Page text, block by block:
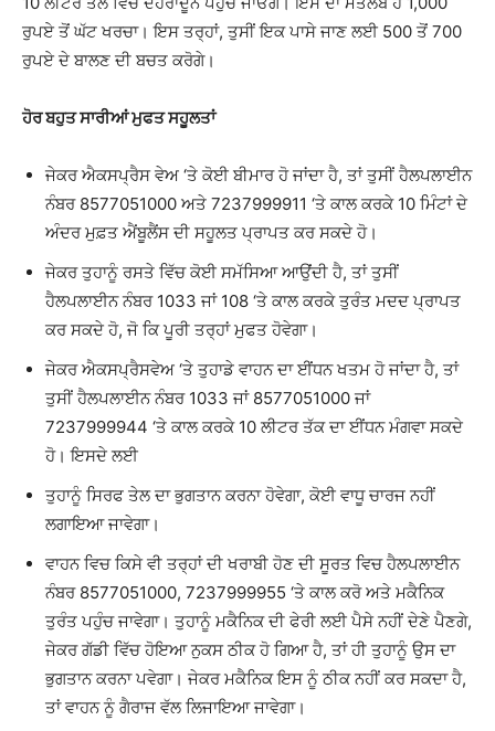
ਰੁਪਏ ਤੋਂ ਘੱਟ ਖਰਚਾ। ਇਸ ਤਰ੍ਹਾਂ, ਤੁਸੀਂ ਇਕ ਪਾਸੇ ਜਾਣ ਲਈ 500 ਤੋਂ 700
ਰੁਪਏ ਦੇ ਬਾਲਣ ਦੀ ਬਚਤ ਕਰੋਗੇ।
ਹੋਰ ਬਹੁਤ ਸਾਰੀਆਂ ਮੁਫਤ ਸਹੂਲਤਾਂ
ਜੇਕਰ ਐਕਸਪ੍ਰੈਸ ਵੇਅ ‘ਤੇ ਕੋਈ ਬੀਮਾਰ ਹੋ ਜਾਂਦਾ ਹੈ, ਤਾਂ ਤੁਸੀਂ ਹੈਲਪਲਾਈਨ
ਨੰਬਰ 8577051000 ਅਤੇ 7237999911 ‘ਤੇ ਕਾਲ ਕਰਕੇ 10 ਮਿੰਟਾਂ ਦੇ
ਅੰਦਰ ਮੁਫ਼ਤ ਐਂਬੂਲੈਂਸ ਦੀ ਸਹੂਲਤ ਪ੍ਰਾਪਤ ਕਰ ਸਕਦੇ ਹੋ।
ਜੇਕਰ ਤੁਹਾਨੂੰ ਰਸਤੇ ਵਿੱਚ ਕੋਈ ਸਮੱਸਿਆ ਆਉਂਦੀ ਹੈ, ਤਾਂ ਤੁਸੀਂ
ਹੈਲਪਲਾਈਨ ਨੰਬਰ 1033 ਜਾਂ 108 ‘ਤੇ ਕਾਲ ਕਰਕੇ ਤੁਰੰਤ ਮਦਦ ਪ੍ਰਾਪਤ
ਕਰ ਸਕਦੇ ਹੋ, ਜੋ ਕਿ ਪੂਰੀ ਤਰ੍ਹਾਂ ਮੁਫਤ ਹੋਵੇਗਾ।
ਜੇਕਰ ਐਕਸਪ੍ਰੈਸਵੇਅ ‘ਤੇ ਤੁਹਾਡੇ ਵਾਹਨ ਦਾ ਈਂਧਨ ਖਤਮ ਹੋ ਜਾਂਦਾ ਹੈ, ਤਾਂ
ਤੁਸੀਂ ਹੈਲਪਲਾਈਨ ਨੰਬਰ 1033 ਜਾਂ 8577051000 ਜਾਂ
7237999944 ‘ਤੇ ਕਾਲ ਕਰਕੇ 10 ਲੀਟਰ ਤੱਕ ਦਾ ਈਂਧਨ ਮੰਗਵਾ ਸਕਦੇ
ਹੋ। ਇਸਦੇ ਲਈ
ਤੁਹਾਨੂੰ ਸਿਰਫ ਤੇਲ ਦਾ ਭੁਗਤਾਨ ਕਰਨਾ ਹੋਵੇਗਾ, ਕੋਈ ਵਾਧੂ ਚਾਰਜ ਨਹੀਂ
ਲਗਾਇਆ ਜਾਵੇਗਾ।
ਵਾਹਨ ਵਿਚ ਕਿਸੇ ਵੀ ਤਰ੍ਹਾਂ ਦੀ ਖਰਾਬੀ ਹੋਣ ਦੀ ਸੂਰਤ ਵਿਚ ਹੈਲਪਲਾਈਨ
ਨੰਬਰ 8577051000, 7237999955 ‘ਤੇ ਕਾਲ ਕਰੋ ਅਤੇ ਮਕੈਨਿਕ
ਤੁਰੰਤ ਪਹੁੰਚ ਜਾਵੇਗਾ। ਤੁਹਾਨੂੰ ਮਕੈਨਿਕ ਦੀ ਫੇਰੀ ਲਈ ਪੈਸੇ ਨਹੀਂ ਦੇਣੇ ਪੈਣਗੇ,
ਜੇਕਰ ਗੱਡੀ ਵਿੱਚ ਹੋਇਆ ਨੁਕਸ ਠੀਕ ਹੋ ਗਿਆ ਹੈ, ਤਾਂ ਹੀ ਤੁਹਾਨੂੰ ਉਸ ਦਾ
ਭੁਗਤਾਨ ਕਰਨਾ ਪਵੇਗਾ। ਜੇਕਰ ਮਕੈਨਿਕ ਇਸ ਨੂੰ ਠੀਕ ਨਹੀਂ ਕਰ ਸਕਦਾ ਹੈ,
ਤਾਂ ਵਾਹਨ ਨੂੰ ਗੈਰਾਜ ਵੱਲ ਲਿਜਾਇਆ ਜਾਵੇਗਾ।